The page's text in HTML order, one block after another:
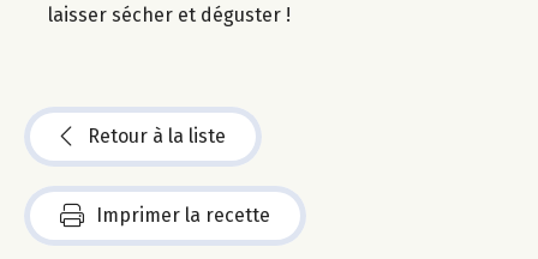
laisser sécher et déguster !
Retour à la liste
Imprimer la recette